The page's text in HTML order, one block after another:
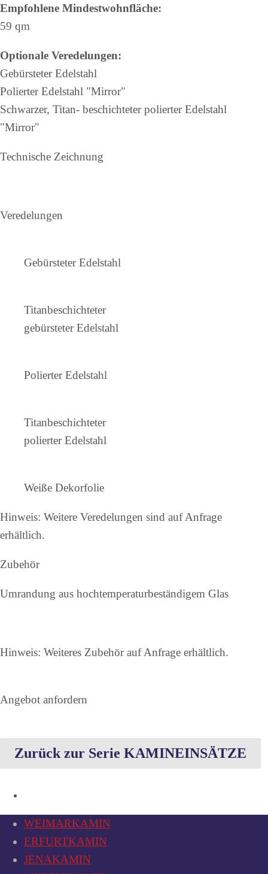
Empfohlene Mindestwohnfläche:
59 qm
Optionale Veredelungen:
Gebürsteter Edelstahl
Polierter Edelstahl "Mirror"
Schwarzer, Titan- beschichteter polierter Edelstahl
"Mirror"
Technische Zeichnung
Veredelungen
Gebürsteter Edelstahl
Titanbeschichteter
gebürsteter Edelstahl
Polierter Edelstahl
Titanbeschichteter
polierter Edelstahl
Weiße Dekorfolie
Hinweis: Weitere Veredelungen sind auf Anfrage
erhältlich.
Zubehör
Umrandung aus hochtemperaturbeständigem Glas
Hinweis: Weiteres Zubehör auf Anfrage erhältlich.
Angebot anfordern
Zurück zur Serie KAMINEINSÄTZE
WEIMARKAMIN
ERFURTKAMIN
JENAKAMIN